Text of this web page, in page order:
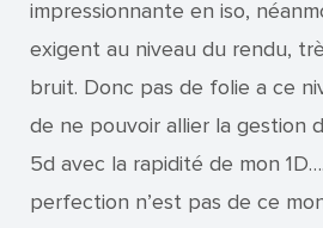
impressionnante en iso,
exigent au niveau du rendu,
bruit. Donc pas de folie a ce
de ne pouvoir allier la gestion
5d avec la rapidité de mon
perfection n’est pas de ce